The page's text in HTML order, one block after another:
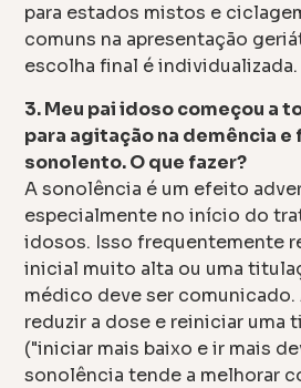
para estados mistos e
comuns na apresentação
escolha final é individualizada.
3. Meu pai idoso começou a
para agitação na demência
sonolento. O que fazer?
A sonolência é um efeito
especialmente no início do
idosos. Isso frequentemente
inicial muito alta ou uma
médico deve ser
reduzir a dose e reiniciar uma
("iniciar mais baixo e ir mais
sonolência tende a melhorar